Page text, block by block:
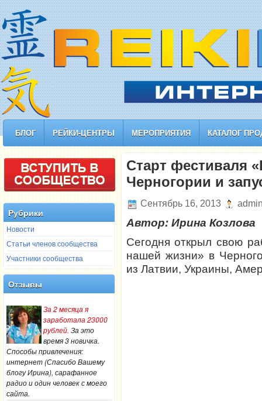
БЛОГ РЕЙКИ-ЦЕНТРЫ МЕРОПРИЯТИЯ КАТАЛОГ
Рубрики
Новости
Статьи членов сообщества
Участники сообщества
Отзывы
За 2 месяца я
заработала 23000
рублей. За это
время 3 новичка.
Способы привлечения:
интернет (Спасибо Вашему
блогу Ирина), сарафанное
радио и один человек с моего
сайта.
Старт фестиваля
Черногории и
Сентябрь 16, 2013
Автор: Ирина Козлова
Сегодня открыл свою
нашей жизни» в
из Латвии, Украины,